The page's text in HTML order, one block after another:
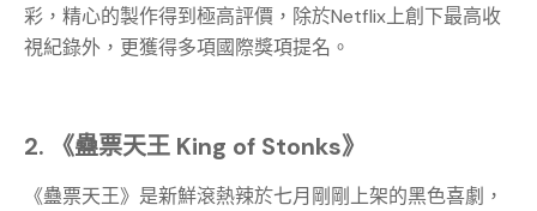
彩，精心的製作得到極高評價，除於Netflix上創下最高收
視紀錄外，更獲得多項國際獎項提名。
2. 《蠱票天王 King of Stonks》
《蠱票天王》是新鮮滾熱辣於七月剛剛上架的黑色喜劇，